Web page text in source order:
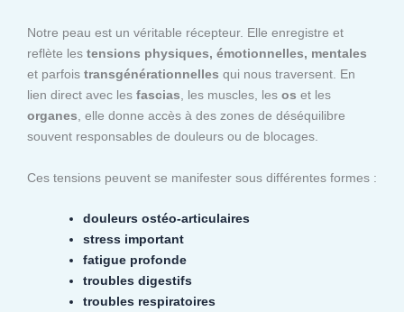
Notre peau est un véritable récepteur. Elle enregistre et
reflète les tensions physiques, émotionnelles, mentales
et parfois transgénérationnelles qui nous traversent. En
lien direct avec les fascias, les muscles, les os et les
organes, elle donne accès à des zones de déséquilibre
souvent responsables de douleurs ou de blocages.
Ces tensions peuvent se manifester sous différentes formes :
douleurs ostéo-articulaires
stress important
fatigue profonde
troubles digestifs
troubles respiratoires